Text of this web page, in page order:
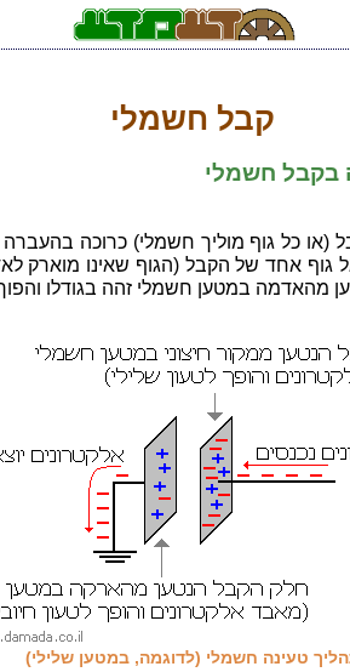
קבל חשמלי
בקבל חשמלי
(או כל גוף מוליך חשמלי) כרוכה
גוף אחד של הקבל (הגוף שאינו מוארק
מהאדמה במטען חשמלי זהה בגודלו
טעינה חשמלי (לדוגמה, במטען שלילי)